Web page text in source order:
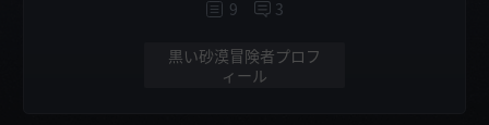
9 3
黒い砂漠冒険者プロフ
ィール